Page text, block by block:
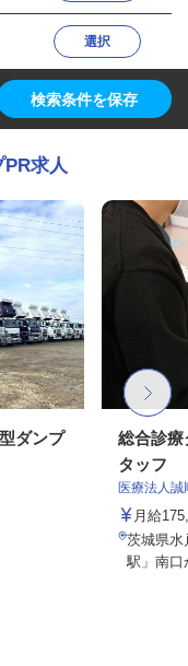
選択
検索条件を保存
求人
ダンプ
総合診療
タッフ
医療法人誠
月給
茨城県水
駅」南口